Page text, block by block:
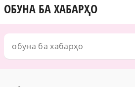
ОБУНА БА ХАБАРҲО